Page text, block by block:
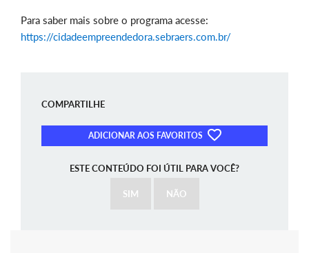
Para saber mais sobre o programa acesse:
https://cidadeempreendedora.sebraers.com.br/
COMPARTILHE
ADICIONAR AOS FAVORITOS
ESTE CONTEÚDO FOI ÚTIL PARA VOCÊ?
SIM NÃO